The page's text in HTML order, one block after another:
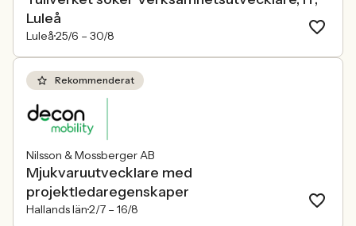
Luleå
Luleå25/6 – 30/8
Rekommenderat
Nilsson & Mossberger AB
Mjukvaruutvecklare med
projektledaregenskaper
Hallands län2/7 – 16/8